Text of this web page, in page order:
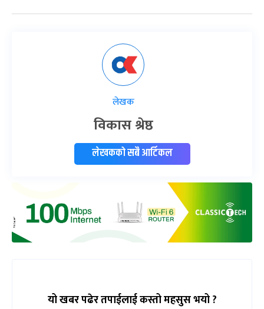
लेखक
विकास श्रेष्ठ
लेखकको सबै आर्टिकल
यो खबर पढेर तपाईलाई कस्तो महसुस भयो ?